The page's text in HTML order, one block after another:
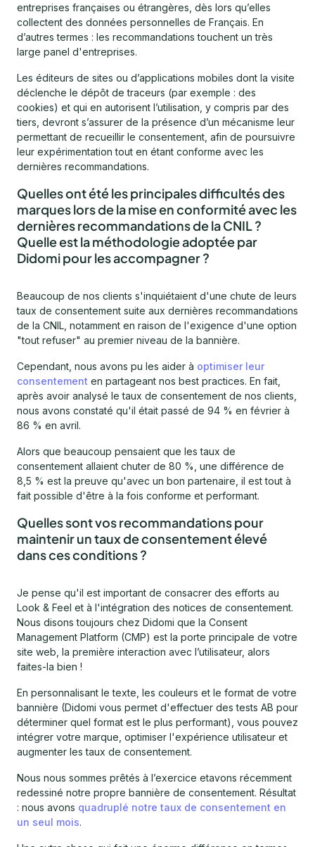
entreprises françaises ou étrangères, dès lors qu’elles
collectent des données personnelles de Français. En
d’autres termes : les recommandations touchent un très
large panel d'entreprises.
Les éditeurs de sites ou d’applications mobiles dont la visite
déclenche le dépôt de traceurs (par exemple : des
cookies) et qui en autorisent l’utilisation, y compris par des
tiers, devront s’assurer de la présence d’un mécanisme leur
permettant de recueillir le consentement, afin de poursuivre
leur expérimentation tout en étant conforme avec les
dernières recommandations.
Quelles ont été les principales difficultés des
marques lors de la mise en conformité avec les
dernières recommandations de la CNIL ?
Quelle est la méthodologie adoptée par
Didomi pour les accompagner ?
Beaucoup de nos clients s'inquiétaient d'une chute de leurs
taux de consentement suite aux dernières recommandations
de la CNIL, notamment en raison de l'exigence d'une option
"tout refuser" au premier niveau de la bannière.
Cependant, nous avons pu les aider à optimiser leur
consentement en partageant nos best practices. En fait,
après avoir analysé le taux de consentement de nos clients,
nous avons constaté qu'il était passé de 94 % en février à
86 % en avril.
Alors que beaucoup pensaient que les taux de
consentement allaient chuter de 80 %, une différence de
8,5 % est la preuve qu'avec un bon partenaire, il est tout à
fait possible d'être à la fois conforme et performant.
Quelles sont vos recommandations pour
maintenir un taux de consentement élevé
dans ces conditions ?
Je pense qu'il est important de consacrer des efforts au
Look & Feel et à l'intégration des notices de consentement.
Nous disons toujours chez Didomi que la Consent
Management Platform (CMP) est la porte principale de votre
site web, la première interaction avec l’utilisateur, alors
faites-la bien !
En personnalisant le texte, les couleurs et le format de votre
bannière (Didomi vous permet d'effectuer des tests AB pour
déterminer quel format est le plus performant), vous pouvez
intégrer votre marque, optimiser l'expérience utilisateur et
augmenter les taux de consentement.
Nous nous sommes prêtés à l’exercice etavons récemment
redessiné notre propre bannière de consentement. Résultat
: nous avons quadruplé notre taux de consentement en
un seul mois.